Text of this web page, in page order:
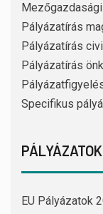
Pályázatírás
Pályázatírás
Pályázatírás
Specifikus
EU Pályázatok